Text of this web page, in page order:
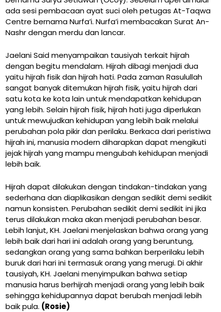
ada sesi pembacaan ayat suci oleh petugas At-Taqwa
Centre bernama Nurfa’i. Nurfa’i membacakan Surat An-
Nashr dengan merdu dan lancar.
Jaelani Said menyampaikan tausiyah terkait hijrah
dengan begitu mendalam. Hijrah dibagi menjadi dua
yaitu hijrah fisik dan hijrah hati. Pada zaman Rasulullah
sangat banyak ditemukan hijrah fisik, yaitu hijrah dari
satu kota ke kota lain untuk mendapatkan kehidupan
yang lebih. Selain hijrah fisik, hijrah hati juga diperlukan
untuk mewujudkan kehidupan yang lebih baik melalui
perubahan pola pikir dan perilaku. Berkaca dari peristiwa
hijrah ini, manusia modern diharapkan dapat mengikuti
jejak hijrah yang mampu mengubah kehidupan menjadi
lebih baik.
Hijrah dapat dilakukan dengan tindakan-tindakan yang
sederhana dan diaplikasikan dengan sedikit demi sedikit
namun konsisten. Perubahan sedikit demi sedikit ini jika
terus dilakukan maka akan menjadi perubahan besar.
Lebih lanjut, KH. Jaelani menjelaskan bahwa orang yang
lebih baik dari hari ini adalah orang yang beruntung,
sedangkan orang yang sama bahkan berperilaku lebih
buruk dari hari ini termasuk orang yang merugi. Di akhir
tausiyah, KH. Jaelani menyimpulkan bahwa setiap
manusia harus berhijrah menjadi orang yang lebih baik
sehingga kehidupannya dapat berubah menjadi lebih
baik pula. (Rosie)